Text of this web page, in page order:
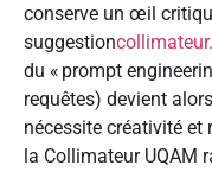
conserve un œil
suggestion
du « prompt
requêtes) devient
nécessite créativité et
la Collimateur UQAM